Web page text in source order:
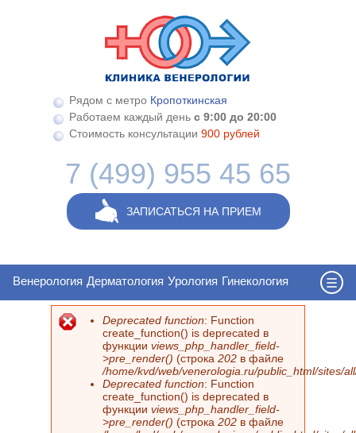
Рядом с метро Кропоткинская
Работаем каждый день с 9:00 до 20:00
Стоимость консультации 900 рублей
7 (499) 955 45 65
ЗАПИСАТЬСЯ НА ПРИЕМ
Венерология Дерматология Урология Гинекология
Сообщение об ошибке
Deprecated function: Function
create_function() is deprecated в
функции views_php_handler_field-
>pre_render() (строка 202 в файле
/home/kvd/web/venerologia.ru/public_html/sites/
Deprecated function: Function
create_function() is deprecated в
функции views_php_handler_field-
>pre_render() (строка 202 в файле